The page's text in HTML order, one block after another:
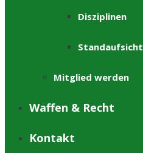
Disziplinen
Standaufsicht
Mitglied werden
Waffen & Recht
Kontakt